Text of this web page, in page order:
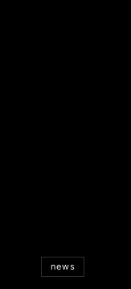
news